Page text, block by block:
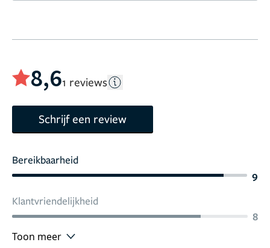
8,61 reviews
Schrijf een review
Bereikbaarheid
9
Klantvriendelijkheid
8
Toon meer